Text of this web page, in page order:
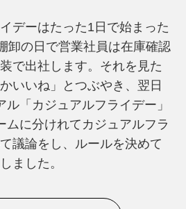
デーはたった1日で始まった
卸の日で営業社員は在庫確認
で出社します。それを見た
いいね」とつぶやき、翌日
「カジュアルフライデー」
ムに分けれてカジュアルフラ
議論をし、ルールを決めて
ました。